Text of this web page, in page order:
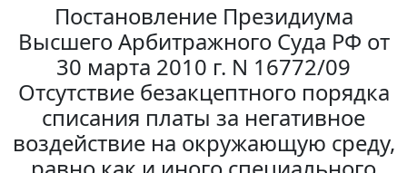
Постановление Президиума
Высшего Арбитражного Суда РФ от
30 марта 2010 г. N 16772/09
Отсутствие безакцептного порядка
списания платы за негативное
воздействие на окружающую среду,